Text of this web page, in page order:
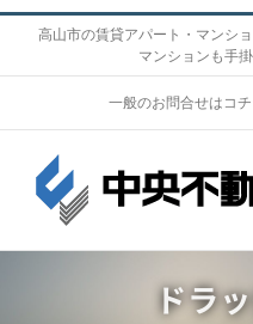
p
高山市の賃貸アパート・マンシ
マンションも手
一般のお問合せはコチ
ドラ